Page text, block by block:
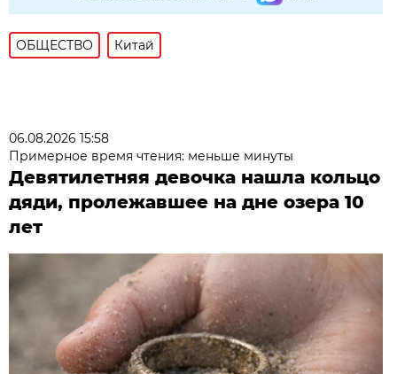
ОБЩЕСТВО Китай
06.08.2026 15:58
Примерное время чтения: меньше минуты
Девятилетняя девочка нашла кольцо
дяди, пролежавшее на дне озера 10
лет